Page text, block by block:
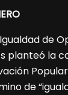
de
planteó la
de